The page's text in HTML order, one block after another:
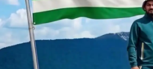
красивых снимков.
По пути предусмотрена
хозяйстве, а при желании
посещением знаменитой